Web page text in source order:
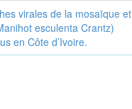
virales de la mosaïque et
esculenta Crantz)
en Côte d’Ivoire.